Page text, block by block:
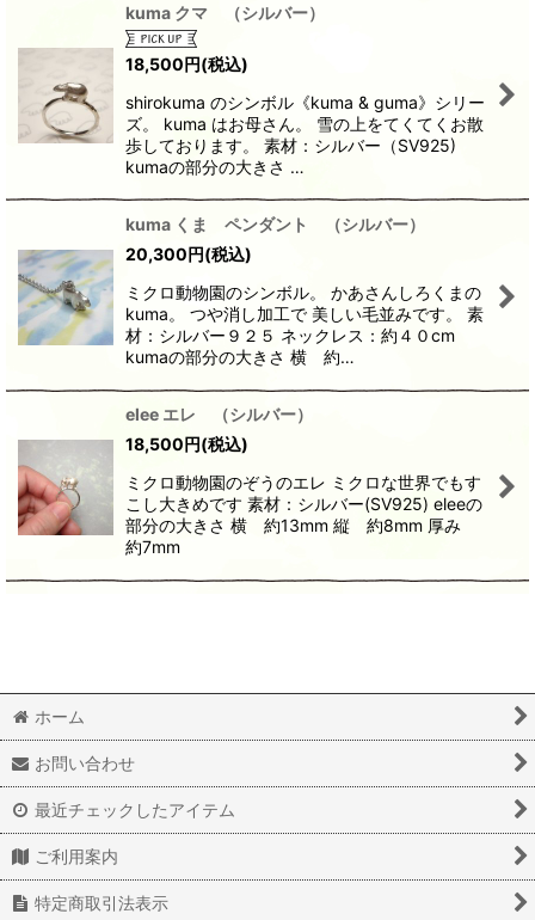
kuma クマ （シルバー）
18,500円(税込)
shirokuma のシンボル《kuma & guma》シリー
ズ。 kuma はお母さん。 雪の上をてくてくお散
歩しております。 素材：シルバー（SV925)
kumaの部分の大きさ …
kuma くま ペンダント （シルバー）
20,300円(税込)
ミクロ動物園のシンボル。 かあさんしろくまの
kuma。 つや消し加工で 美しい毛並みです。 素
材：シルバー９２５ ネックレス：約４０cm
kumaの部分の大きさ 横 約…
elee エレ （シルバー）
18,500円(税込)
ミクロ動物園のぞうのエレ ミクロな世界でもす
こし大きめです 素材：シルバー(SV925) eleeの
部分の大きさ 横 約13mm 縦 約8mm 厚み
約7mm
ホーム
お問い合わせ
最近チェックしたアイテム
ご利用案内
特定商取引法表示